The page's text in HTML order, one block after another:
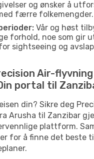
og ønsker å
færre folkemengder.
Vår og høst
forhold, noe som gir
sightseeing og
Air-
portal til
din? Sikre deg
Arusha til Zanzibar
plattform.
for å finne det beste